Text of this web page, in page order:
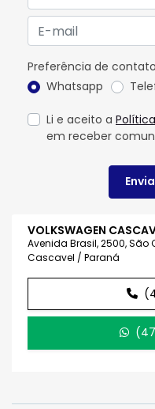
VOLKSWAGEN
Avenida Brasil, 2500, São
Cascavel / Paraná
Preferência de
Whatsapp
Li e aceito a
em receber